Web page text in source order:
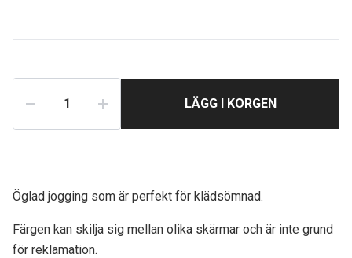
LÄGG I KORGEN
Öglad jogging som är perfekt för klädsömnad.
Färgen kan skilja sig mellan olika skärmar och är inte grund
för reklamation.